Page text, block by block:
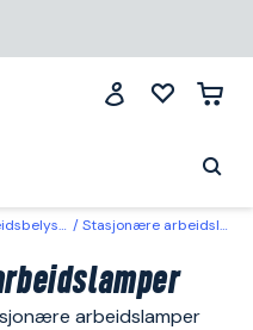
Stasjonære arbeidslamper
arbeidslamper